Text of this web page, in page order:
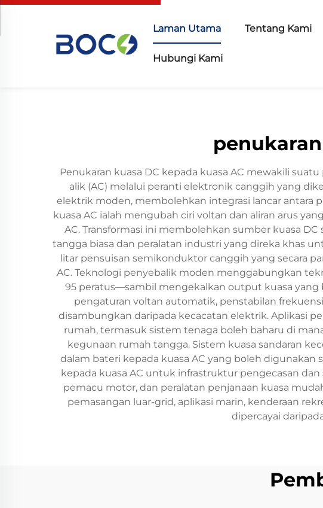
Laman Utama Tentang Kami
Hubungi Kami
Penukaran kuasa DC kepada kuasa AC mewakili
alik (AC) melalui peranti elektronik canggih yang
elektrik moden, membolehkan integrasi lancar antara
kuasa AC ialah mengubah ciri voltan dan aliran arus
AC. Transformasi ini membolehkan sumber kuasa
tangga biasa dan peralatan industri yang direka khas
litar pensuisan semikonduktor canggih yang secara
AC. Teknologi penyebalik moden menggabungkan
95 peratus—sambil mengekalkan output kuasa
pengaturan voltan automatik, penstabilan
disambungkan daripada kecacatan elektrik. Aplikasi
rumah, termasuk sistem tenaga boleh baharu di
kegunaan rumah tangga. Sistem kuasa sandaran
dalam bateri kepada kuasa AC yang boleh digunakan
kepada kuasa AC untuk infrastruktur pengecasan
pemacu motor, dan peralatan penjanaan kuasa
pemasangan luar-grid, aplikasi marin, kenderaan
dipercayai